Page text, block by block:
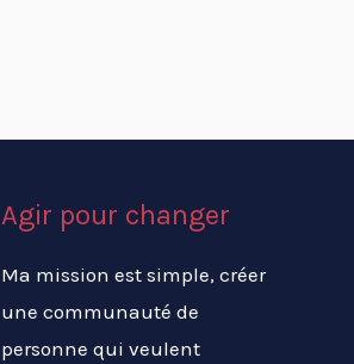
Agir pour changer
Ma mission est simple, créer
une communauté de
personne qui veulent